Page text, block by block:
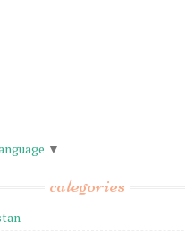
▼
categories